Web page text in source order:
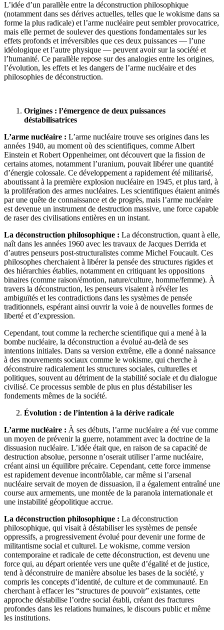
L’idée d’un parallèle entre la déconstruction philosophique
(notamment dans ses dérives actuelles, telles que le wokisme dans sa
forme la plus radicale) et l’arme nucléaire peut sembler provocatrice,
mais elle permet de soulever des questions fondamentales sur les
effets profonds et irréversibles que ces deux puissances — l’une
idéologique et l’autre physique — peuvent avoir sur la société et
l’humanité. Ce parallèle repose sur des analogies entre les origines,
l’évolution, les effets et les dangers de l’arme nucléaire et des
philosophies de déconstruction.
Origines : l’émergence de deux puissances
déstabilisatrices
L’arme nucléaire : L’arme nucléaire trouve ses origines dans les
années 1940, au moment où des scientifiques, comme Albert
Einstein et Robert Oppenheimer, ont découvert que la fission de
certains atomes, notamment l’uranium, pouvait libérer une quantité
d’énergie colossale. Ce développement a rapidement été militarisé,
aboutissant à la première explosion nucléaire en 1945, et plus tard, à
la prolifération des armes nucléaires. Les scientifiques étaient animés
par une quête de connaissance et de progrès, mais l’arme nucléaire
est devenue un instrument de destruction massive, une force capable
de raser des civilisations entières en un instant.
La déconstruction philosophique : La déconstruction, quant à elle,
naît dans les années 1960 avec les travaux de Jacques Derrida et
d’autres penseurs post-structuralistes comme Michel Foucault. Ces
philosophes cherchaient à libérer la pensée des structures rigides et
des hiérarchies établies, notamment en critiquant les oppositions
binaires (comme raison/émotion, nature/culture, homme/femme). À
travers la déconstruction, les penseurs visaient à révéler les
ambiguïtés et les contradictions dans les systèmes de pensée
traditionnels, espérant ainsi ouvrir la voie à de nouvelles formes de
liberté et d’expression.
Cependant, tout comme la recherche scientifique qui a mené à la
bombe nucléaire, la déconstruction a évolué au-delà de ses
intentions initiales. Dans sa version extrême, elle a donné naissance
à des mouvements sociaux comme le wokisme, qui cherche à
déconstruire radicalement les structures sociales, culturelles et
politiques, souvent au détriment de la stabilité sociale et du dialogue
civilisé. Ce processus semble de plus en plus déstabiliser les
fondements mêmes de la société.
Évolution : de l’intention à la dérive radicale
L’arme nucléaire : À ses débuts, l’arme nucléaire a été vue comme
un moyen de prévenir la guerre, notamment avec la doctrine de la
dissuasion nucléaire. L’idée était que, en raison de sa capacité de
destruction absolue, personne n’oserait utiliser l’arme nucléaire,
créant ainsi un équilibre précaire. Cependant, cette force immense
est rapidement devenue incontrôlable, car même si l’arsenal
nucléaire servait de moyen de dissuasion, il a également entraîné une
course aux armements, une montée de la paranoïa internationale et
une instabilité géopolitique accrue.
La déconstruction philosophique : La déconstruction
philosophique, qui visait à déstabiliser les systèmes de pensée
oppressifs, a progressivement évolué pour devenir une forme de
militantisme social et culturel. Le wokisme, comme version
contemporaine et radicale de cette déconstruction, est devenu une
force qui, au départ orientée vers une quête d’égalité et de justice,
tend à déconstruire de manière absolue les bases de la société, y
compris les concepts d’identité, de culture et de communauté. En
cherchant à effacer les “structures de pouvoir” existantes, cette
approche déstabilise l’ordre social établi, créant des fractures
profondes dans les relations humaines, le discours public et même
les institutions.